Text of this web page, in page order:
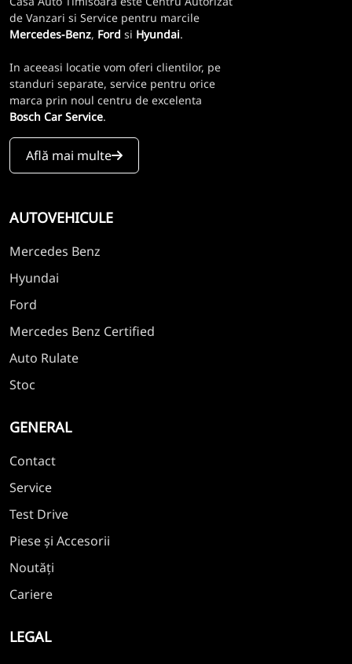
de Vanzari si Service pentru marcile
Mercedes-Benz, Ford si Hyundai.
In aceeasi locatie vom oferi clientilor, pe
standuri separate, service pentru orice
marca prin noul centru de excelenta
Bosch Car Service.
Află mai multe
AUTOVEHICULE
Mercedes Benz
Hyundai
Ford
Mercedes Benz Certified
Auto Rulate
Stoc
GENERAL
Contact
Service
Test Drive
Piese și Accesorii
Noutăți
Cariere
LEGAL